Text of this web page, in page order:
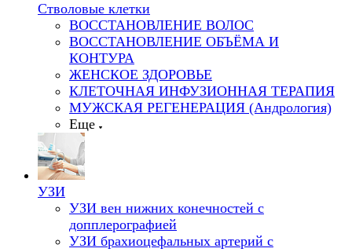
Стволовые клетки
ВОССТАНОВЛЕНИЕ ВОЛОС
ВОССТАНОВЛЕНИЕ ОБЪЁМА И
КОНТУРА
ЖЕНСКОЕ ЗДОРОВЬЕ
КЛЕТОЧНАЯ ИНФУЗИОННАЯ ТЕРАПИЯ
МУЖСКАЯ РЕГЕНЕРАЦИЯ (Андрология)
Еще
УЗИ
УЗИ вен нижних конечностей с
допплерографией
УЗИ брахиоцефальных артерий с